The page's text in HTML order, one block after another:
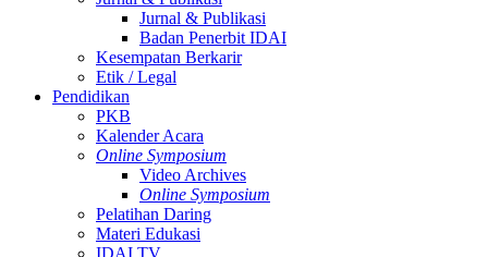
Jurnal & Publikasi
Badan Penerbit IDAI
Kesempatan Berkarir
Etik / Legal
Pendidikan
PKB
Kalender Acara
Online Symposium
Video Archives
Online Symposium
Pelatihan Daring
Materi Edukasi
IDAI TV